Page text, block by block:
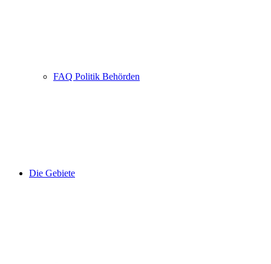
FAQ Politik Behörden
Die Gebiete